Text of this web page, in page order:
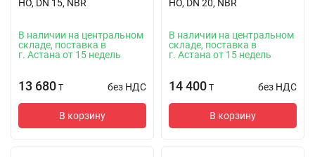
НО, DN 15, NBR
В наличии на центральном
складе, поставка в
г. Астана от 15 недель
13 680 T без НДС
В корзину
НО, DN 20, NBR
В наличии на центральном
складе, поставка в
г. Астана от 15 недель
14 400 T без НДС
В корзину